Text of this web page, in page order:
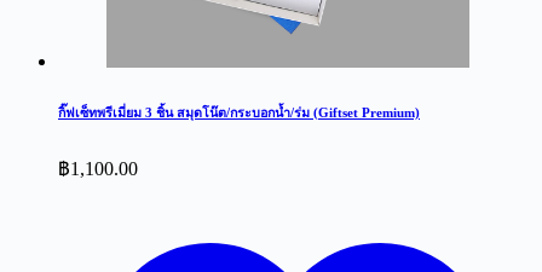
กิ๊ฟเซ็ทพรีเมี่ยม 3 ชิ้น สมุดโน๊ต/กระบอกน้ำ/ร่ม (Giftset Premium)
฿1,100.00